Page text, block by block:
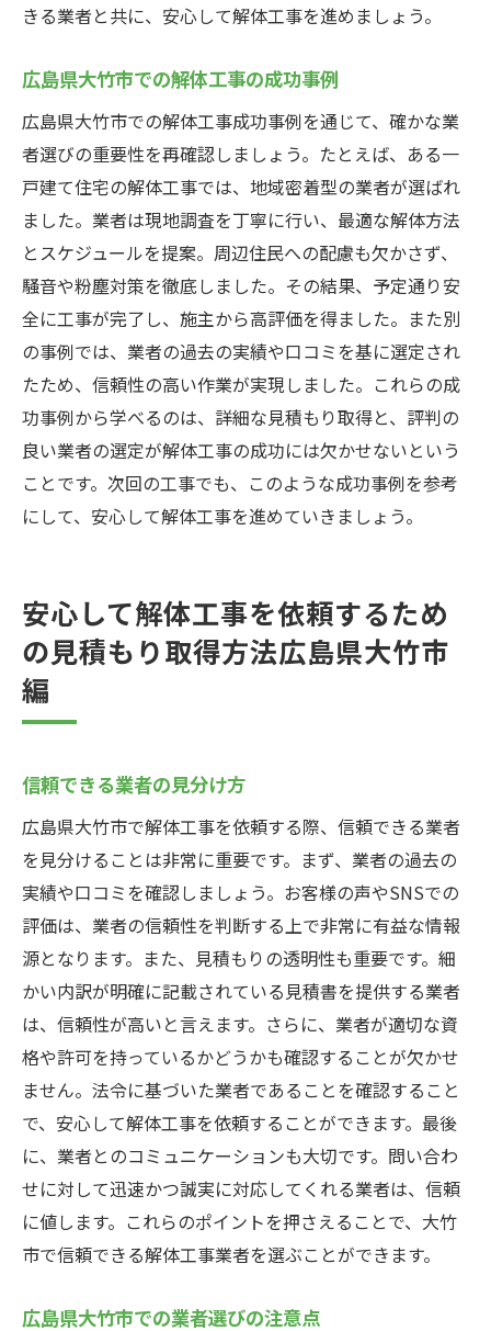
きる業者と共に、安心して解体工事を進めましょう。
広島県大竹市での解体工事の成功事例
広島県大竹市での解体工事成功事例を通じて、確かな業
者選びの重要性を再確認しましょう。たとえば、ある一
戸建て住宅の解体工事では、地域密着型の業者が選ばれ
ました。業者は現地調査を丁寧に行い、最適な解体方法
とスケジュールを提案。周辺住民への配慮も欠かさず、
騒音や粉塵対策を徹底しました。その結果、予定通り安
全に工事が完了し、施主から高評価を得ました。また別
の事例では、業者の過去の実績や口コミを基に選定され
たため、信頼性の高い作業が実現しました。これらの成
功事例から学べるのは、詳細な見積もり取得と、評判の
良い業者の選定が解体工事の成功には欠かせないという
ことです。次回の工事でも、このような成功事例を参考
にして、安心して解体工事を進めていきましょう。
安心して解体工事を依頼するため
の見積もり取得方法広島県大竹市
編
信頼できる業者の見分け方
広島県大竹市で解体工事を依頼する際、信頼できる業者
を見分けることは非常に重要です。まず、業者の過去の
実績や口コミを確認しましょう。お客様の声やSNSでの
評価は、業者の信頼性を判断する上で非常に有益な情報
源となります。また、見積もりの透明性も重要です。細
かい内訳が明確に記載されている見積書を提供する業者
は、信頼性が高いと言えます。さらに、業者が適切な資
格や許可を持っているかどうかも確認することが欠かせ
ません。法令に基づいた業者であることを確認すること
で、安心して解体工事を依頼することができます。最後
に、業者とのコミュニケーションも大切です。問い合わ
せに対して迅速かつ誠実に対応してくれる業者は、信頼
に値します。これらのポイントを押さえることで、大竹
市で信頼できる解体工事業者を選ぶことができます。
広島県大竹市での業者選びの注意点